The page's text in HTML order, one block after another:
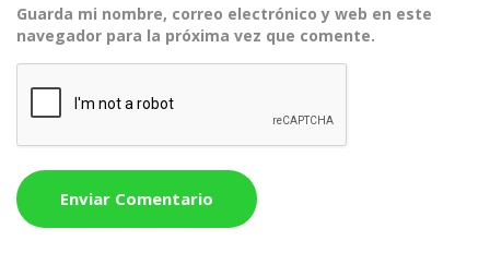
Guarda mi nombre, correo electrónico y web en este
navegador para la próxima vez que comente.